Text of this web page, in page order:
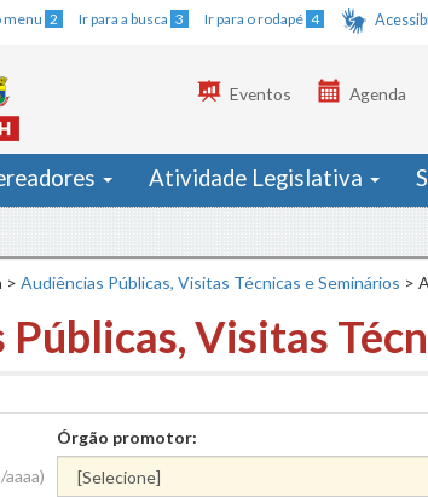
menu 2 Ir para a busca 3 Ir para o rodapé 4
Eventos Agenda
Atividade Legislativa
> Audiências Públicas, Visitas Técnicas e Seminários >
Visitas
Órgão promotor: